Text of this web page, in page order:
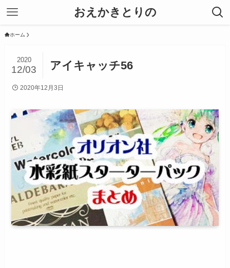
おえかきとりの
ホーム
アイキャッチ56
2020
12/03
2020年12月3日